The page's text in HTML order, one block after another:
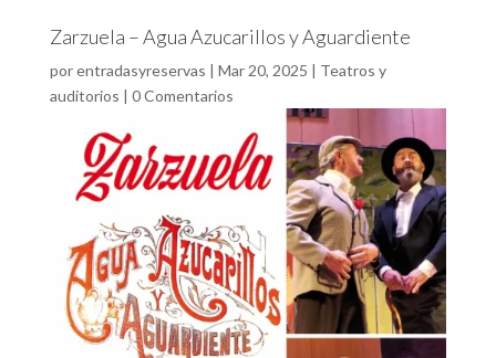
Zarzuela – Agua Azucarillos y Aguardiente
porentradasyreservas | Mar 20, 2025 | Teatros y
auditorios | 0 Comentarios